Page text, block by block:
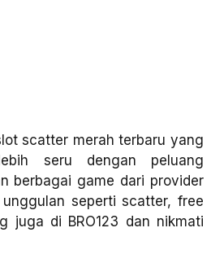
scatter merah terbaru yang
seru dengan peluang
berbagai game dari provider
seperti scatter, free
juga di BRO123 dan nikmati